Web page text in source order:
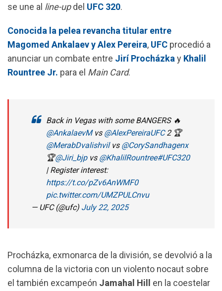
e
o
o
k
t
A
p
p
e
r
a
m
i
se une al line-updel UFC 320.
Conocida la pelea revancha titular entre
Magomed Ankalaev y Alex Pereira, UFC procedió a
anunciar un combate entre Jirí Procházkay Khalil
Rountree Jr. para el Main Card.
Back in Vegas with some BANGERS 🔥
@AnkalaevMvs @AlexPereiraUFC2 🏆
@MerabDvalishvilvs @CorySandhagenx
🏆@Jiri_bjpvs @KhalilRountree#UFC320
| Register interest:
https://t.co/pZv6AnWMF0
pic.twitter.com/UMZPULCnvu
— UFC (@ufc) July 22, 2025
Procházka, exmonarca de la división, se devolvió a la
columna de la victoria con un violento nocaut sobre
el también excampeón Jamahal Hill
en la coestelar